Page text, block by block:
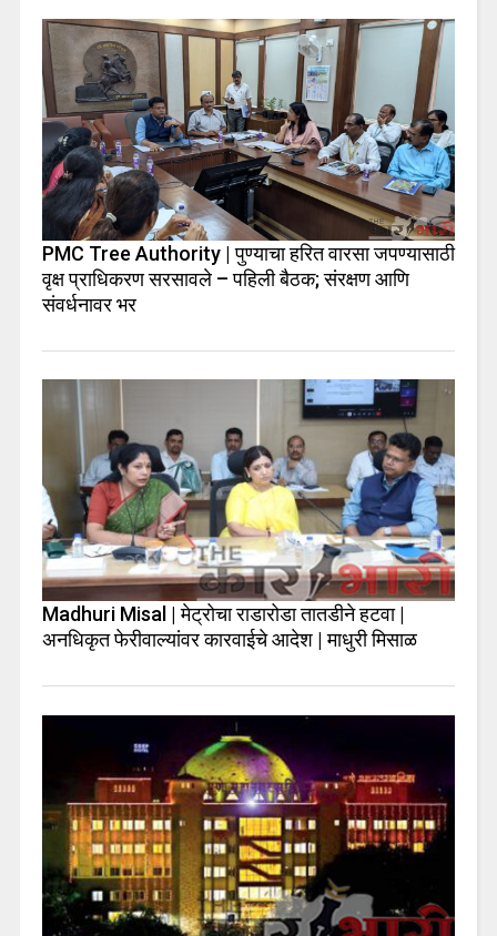
PMC Tree Authority | पुण्याचा हरित वारसा जपण्यासाठी
वृक्ष प्राधिकरण सरसावले – पहिली बैठक; संरक्षण आणि
संवर्धनावर भर
Madhuri Misal | मेट्रोचा राडारोडा तातडीने हटवा |
अनधिकृत फेरीवाल्यांवर कारवाईचे आदेश | माधुरी मिसाळ